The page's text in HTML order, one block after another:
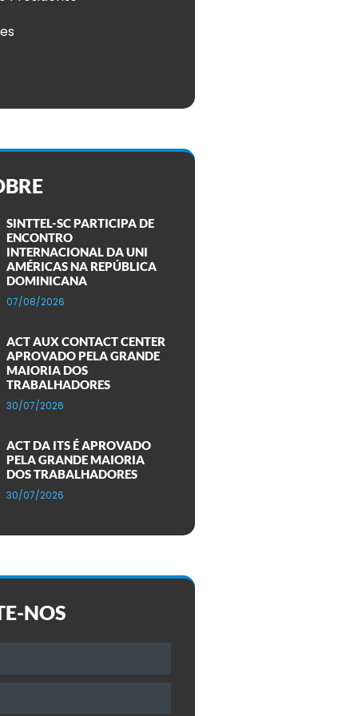
SINTTEL-SC PARTICIPA DE
ENCONTRO
INTERNACIONAL DA UNI
AMÉRICAS NA REPÚBLICA
DOMINICANA
07/08/2026
ACT AUX CONTACT CENTER
APROVADO PELA GRANDE
MAIORIA DOS
TRABALHADORES
30/07/2026
ACT DA ITS É APROVADO
PELA GRANDE MAIORIA
DOS TRABALHADORES
30/07/2026
NOS